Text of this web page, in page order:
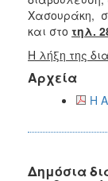
Χασουράκη,
και στο τηλ.
Η λήξη της
Αρχεία
Η
Δημόσια